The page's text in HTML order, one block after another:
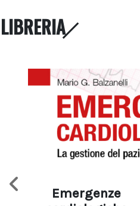
LIBRERIA
Emergenze